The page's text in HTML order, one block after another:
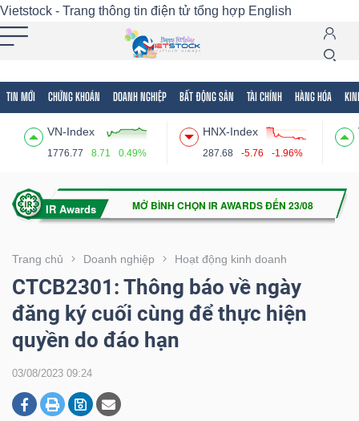
Vietstock - Trang thông tin điện tử tổng hợp English
TIN MỚI CHỨNG KHOÁN DOANH NGHIỆP BẤT ĐỘNG SẢN TÀI CHÍNH HÀNG HÓA
VN-Index
1776.77 8.71 0.49%
HNX-Index
287.68 -5.76 -1.96%
Trang chủ Doanh nghiệp Hoạt động kinh doanh
CTCB2301: Thông báo về ngày
đăng ký cuối cùng để thực hiện
quyền do đáo hạn
03/08/2023 09:24
Tất cả Tính năng Ngành Mã chứng khoán
Tính
(-)
VIETSTOCK
CHỨNG
KHOÁN
DOANH